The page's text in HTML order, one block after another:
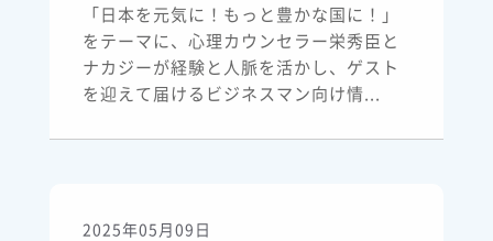
「日本を元気に！もっと豊かな国に！」
をテーマに、心理カウンセラー栄秀臣と
ナカジーが経験と人脈を活かし、ゲスト
を迎えて届けるビジネスマン向け情...
2025年05月09日